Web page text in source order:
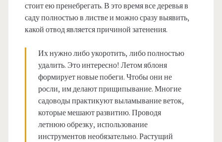
стоит ею пренебрегать. В это время все деревья в
саду полностью в листве и можно сразу выявить,
какой отвод является причиной затенения.
Их нужно либо укоротить, либо полностью
удалить. Это интересно! Летом яблоня
формирует новые побеги. Чтобы они не
росли, им делают прищипывание. Многие
садоводы практикуют выламывание веток,
которые мешают развитию. Проводя
летнюю обрезку, использование
инструментов необязательно. Растущий